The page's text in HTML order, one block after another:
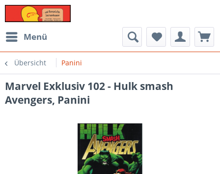
Menü
Übersicht Panini
Marvel Exklusiv 102 - Hulk smash
Avengers, Panini